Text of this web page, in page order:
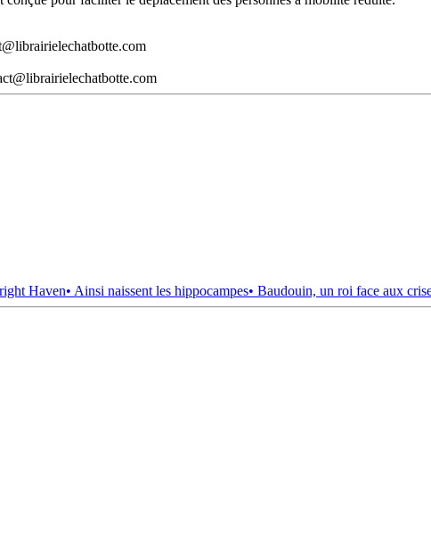
Haven• Ainsi naissent les hippocampes• Baudouin, un roi face aux